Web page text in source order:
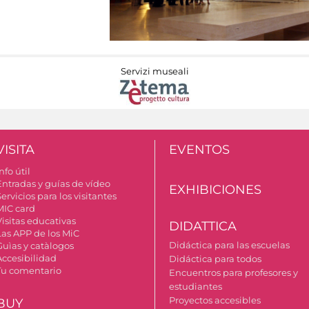
Servizi museali
útil
y guías de vídeo
para los visitantes
card
educativas
APP de los MiC
y catàlogos
comentario
EVENTOS
EXHIBICIONES
DIDATTICA
Didáctica para las escuelas
Didáctica para todos
Encuentros para profesores y
estudiantes
Proyectos accesibles